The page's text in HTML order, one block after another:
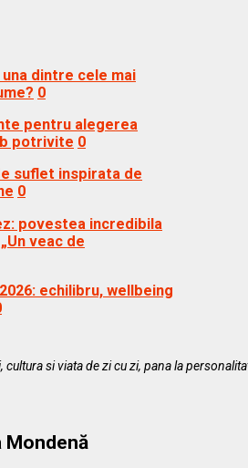
dintre cele mai
0
pentru alegerea
potrivite 0
suflet inspirata de
0
povestea incredibila
veac de
echilibru, wellbeing
si viata de zi cu zi, pana la
Mondenă